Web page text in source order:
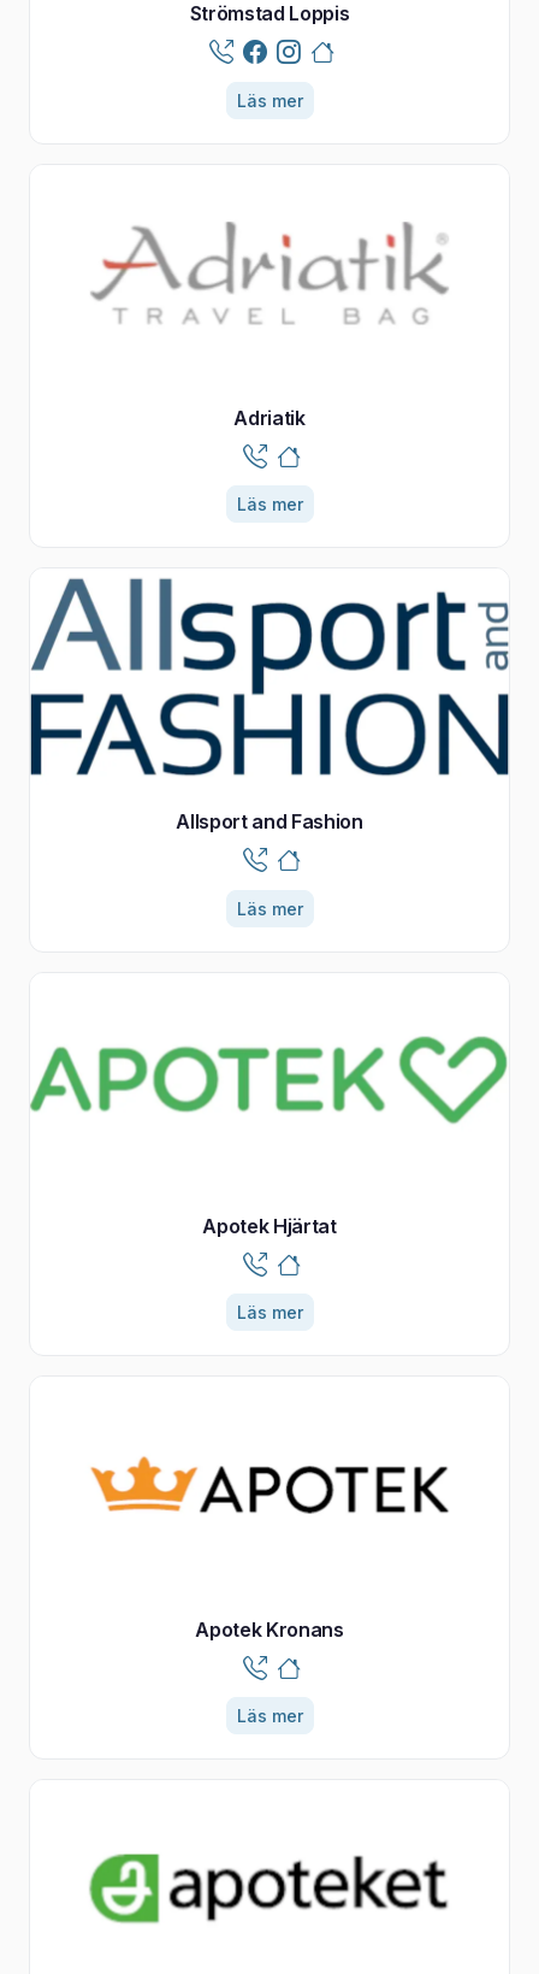
Strömstad Loppis
Läs mer
Adriatik
Läs mer
Allsport and Fashion
Läs mer
Apotek Hjärtat
Läs mer
Apotek Kronans
Läs mer